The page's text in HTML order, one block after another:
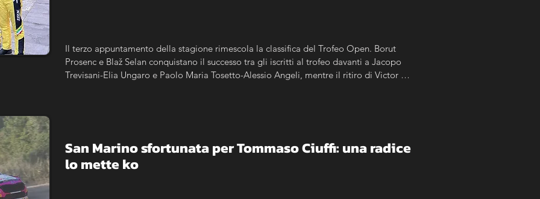
Il terzo appuntamento della stagione rimescola la classifica del Trofeo Open. Borut
Prosenc e Blaž Selan conquistano il successo tra gli iscritti al trofeo davanti a Jacopo
Trevisani-Elia Ungaro e Paolo Maria Tosetto-Alessio Angeli, mentre il ritiro di Victor
San Marino sfortunata per Tommaso Ciuffi: una radice
lo mette ko